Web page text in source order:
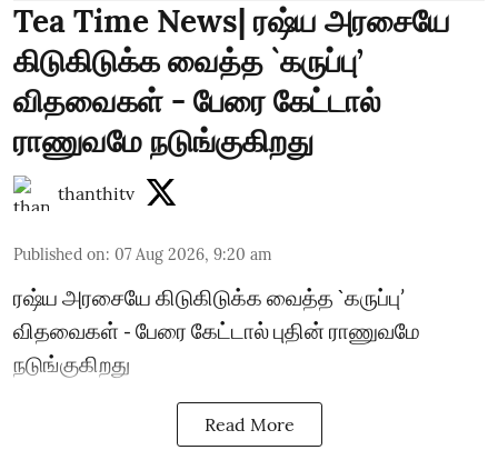
Tea Time News| ரஷ்ய அரசையே
கிடுகிடுக்க வைத்த `கருப்பு’
விதவைகள் - பேரை கேட்டால்
ராணுவமே நடுங்குகிறது
thanthitv
Published on: 07 Aug 2026, 9:20 am
ரஷ்ய அரசையே கிடுகிடுக்க வைத்த `கருப்பு’
விதவைகள் - பேரை கேட்டால் புதின் ராணுவமே
நடுங்குகிறது
Read More